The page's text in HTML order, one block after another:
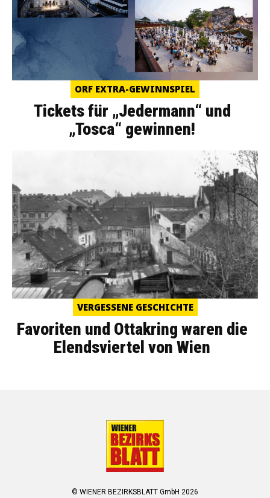
ORF EXTRA-GEWINNSPIEL
Tickets für „Jedermann“ und
„Tosca“ gewinnen!
VERGESSENE GESCHICHTE
Favoriten und Ottakring waren die
Elendsviertel von Wien
© WIENER BEZIRKSBLATT GmbH 2026